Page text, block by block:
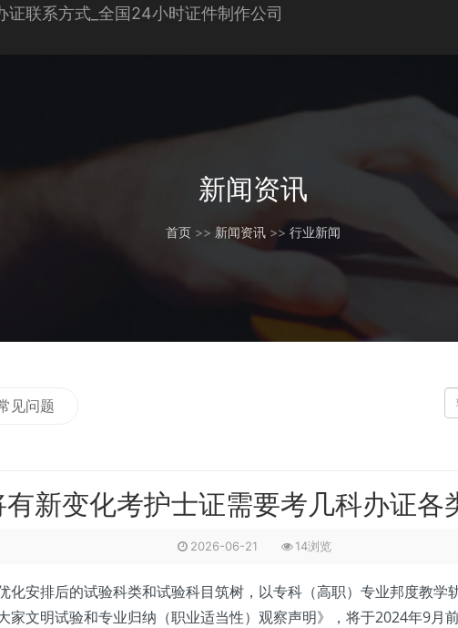
新闻资讯
首页 >> 新闻资讯 >> 行业新闻
见问题
新变化考护士证需要考几科办证各
2026-06-21 14浏览
化安排后的试验科类和试验科目筑树，以专科（高职）专业邦度教
文明试验和专业归纳（职业适当性）观察声明》，将于2024年9月前